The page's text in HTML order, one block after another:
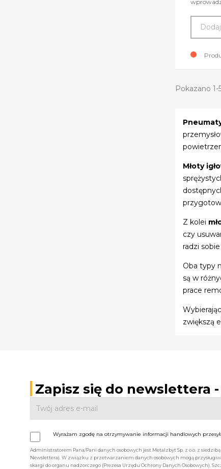
Pokazano 1-
Młoty
Z kolei
czy
radzi
Oba typy
są w
prace
Wybierając
zwiększą
Zapisz się do newslettera
Wyrażam zgodę na otrzymywanie informacji handlowych
Administratorem Pana/Pani danych osobowych jest Metalzbyt Sp. z o.o. z
Newslettera). W związku z przetwarzaniem danych osobowych mogą
skargi do organu nadzorczego (Prezesa Urzędu Ochrony Danych Osobowych).